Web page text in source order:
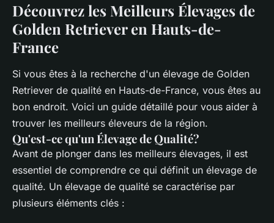
Découvrez les Meilleurs Élevages de
Golden Retriever en Hauts-de-
France
Si vous êtes à la recherche d'un élevage de Golden
Retriever de qualité en Hauts-de-France, vous êtes au
bon endroit. Voici un guide détaillé pour vous aider à
trouver les meilleurs éleveurs de la région.
Qu'est-ce qu'un Élevage de Qualité?
Avant de plonger dans les meilleurs élevages, il est
essentiel de comprendre ce qui définit un élevage de
qualité. Un élevage de qualité se caractérise par
plusieurs éléments clés :